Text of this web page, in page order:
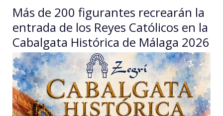
Más de 200 figurantes recrearán la
entrada de los Reyes Católicos en la
Cabalgata Histórica de Málaga 2026